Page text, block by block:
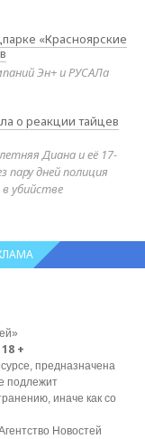
«Красноярские
Эн+ и РУСАЛа
о реакции тайцев
Диана и её 17-
дней полиция
убийстве
+
предназначена
подлежит
иначе как со
Новостей